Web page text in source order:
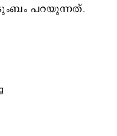
പറയുന്നത്.